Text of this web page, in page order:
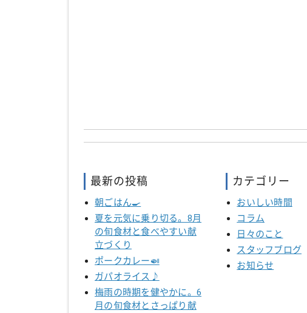
最新の投稿
朝ごはん🍳
夏を元気に乗り切る。8月
の旬食材と食べやすい献
立づくり
ポークカレー🍛
ガパオライス♪
梅雨の時期を健やかに。6
月の旬食材とさっぱり献
カテゴリー
おいしい時間
コラム
日々のこと
スタッフブログ
お知らせ